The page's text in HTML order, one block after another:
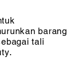
barang
tali